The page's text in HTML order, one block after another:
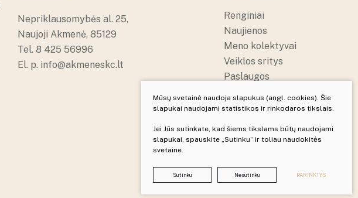
Nepriklausomybės al. 25,
Naujoji Akmenė, 85129
Tel. 8 425 56996
El. p. info@akmeneskc.lt
Renginiai
Naujienos
Meno kolektyvai
Veiklos sritys
Paslaugos
Struktūra ir kontaktai
Sukurta:TEXUS
Mūsų svetainė naudoja slapukus (angl. cookies). Šie
slapukai naudojami statistikos ir rinkodaros tikslais.
Jei Jūs sutinkate, kad šiems tikslams būtų naudojami
slapukai, spauskite „Sutinku“ ir toliau naudokitės
svetaine.
Sutinku Nesutinku PARINKTYS